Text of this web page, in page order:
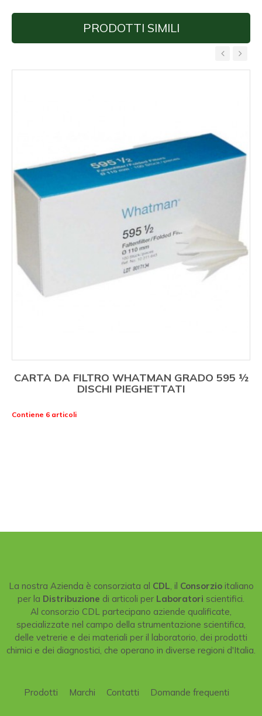
PRODOTTI SIMILI
CARTA DA FILTRO WHATMAN GRADO 595 ½
DISCHI PIEGHETTATI
Contiene 6 articoli
‹ ›
La nostra Azienda è consorziata al CDL , il Consorzioitaliano
per la Distribuzione di articoli per Laboratori scientifici.
Al consorzio CDL partecipano aziende qualificate,
specializzate nel campo della strumentazione scientifica,
delle vetrerie e dei materiali per il laboratorio, dei prodotti
chimici e dei diagnostici, che operano in diverse regioni d'Italia.
Prodotti Marchi Contatti Domande frequenti